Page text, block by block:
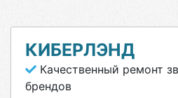
КИБЕРЛЭНД
Качественный ремонт
брендов